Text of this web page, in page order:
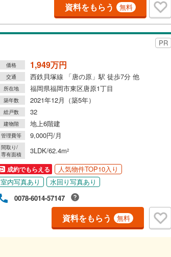
資料をもらう 無料
PR
価格 1,949万円
交通 西鉄貝塚線 「唐の原」駅 徒歩7分 他
所在地 福岡県福岡市東区唐原1丁目
築年数 2021年12月（築5年）
総戸数 32
建物階 地上6階建
管理費等 9,000円/月
間取り/
専有面積
3LDK/62.4m2
成約でもらえる
人気物件TOP10入り
室内写真あり
水回り写真あり
0078-6014-57147
資料をもらう 無料